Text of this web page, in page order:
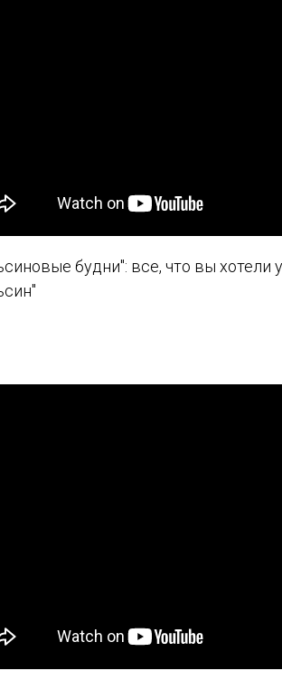
будни": все, что вы хотели